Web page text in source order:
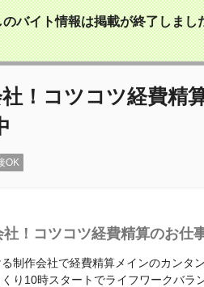
のバイト情報は掲載が終了しまし
！コツコツ経費精
OK
！コツコツ経費精算のお仕
制作会社で経費精算メインのカンタ
り10時スタートでライフワークバラ